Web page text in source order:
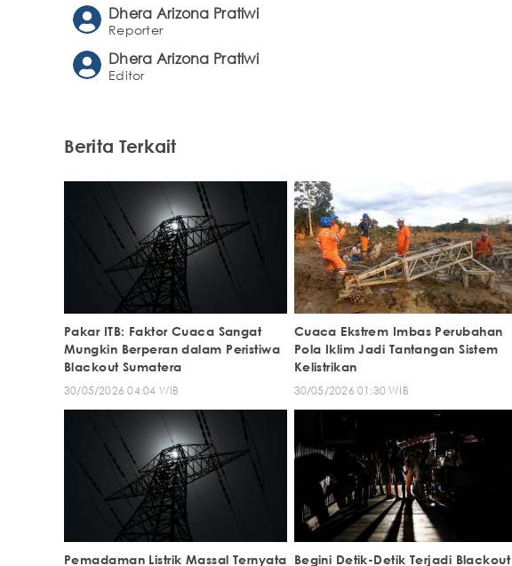
Dhera Arizona Pratiwi
Reporter
Dhera Arizona Pratiwi
Editor
Berita Terkait
Pakar ITB: Faktor Cuaca Sangat
Mungkin Berperan dalam Peristiwa
Blackout Sumatera
30/05/2026 04:04 WIB
Cuaca Ekstrem Imbas Perubahan
Pola Iklim Jadi Tantangan Sistem
Kelistrikan
30/05/2026 01:30 WIB
Pemadaman Listrik Massal Ternyata Begini Detik-Detik Terjadi Blackout